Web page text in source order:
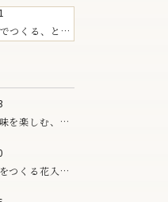
めの器
つくる、とう
を楽しむ、夏
つくる花入。